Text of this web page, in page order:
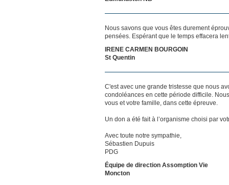
Nous savons que vous êtes durement
pensées. Espérant que le temps effacera
IRENE CARMEN BOURGOIN
St Quentin
C'est avec une grande tristesse que nous
condoléances en cette période difficile.
vous et votre famille, dans cette épreuve.
Un don a été fait à l’organisme choisi par
Avec toute notre sympathie,
Sébastien Dupuis
PDG
Équipe de direction Assomption Vie
Moncton